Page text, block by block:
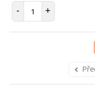
- Počet položek
+